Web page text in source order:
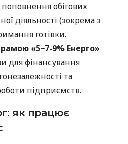
обігових
діяльності (зокрема з
готівки.
«5−7-9% Енерго»
для фінансування
та
підприємств.
як працює